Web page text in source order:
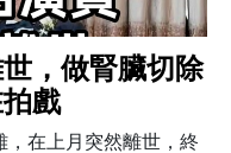
，做腎臟切除
戲
在上月突然離世，終